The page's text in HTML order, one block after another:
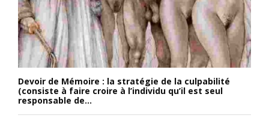
Devoir de Mémoire : la stratégie de la culpabilité
(consiste à faire croire à l’individu qu’il est seul
responsable de...